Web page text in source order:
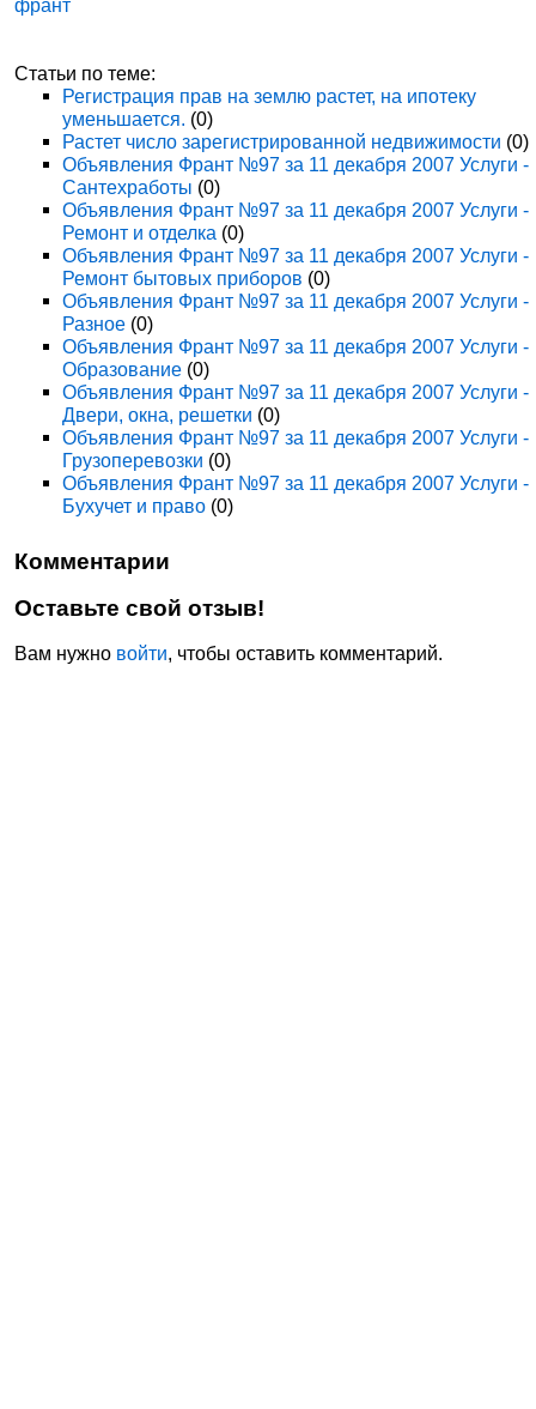
франт
Статьи по теме:
Регистрация прав на землю растет, на ипотеку
уменьшается. (0)
Растет число зарегистрированной недвижимости (0)
Объявления Франт №97 за 11 декабря 2007 Услуги -
Сантехработы (0)
Объявления Франт №97 за 11 декабря 2007 Услуги -
Ремонт и отделка (0)
Объявления Франт №97 за 11 декабря 2007 Услуги -
Ремонт бытовых приборов (0)
Объявления Франт №97 за 11 декабря 2007 Услуги -
Разное (0)
Объявления Франт №97 за 11 декабря 2007 Услуги -
Образование (0)
Объявления Франт №97 за 11 декабря 2007 Услуги -
Двери, окна, решетки (0)
Объявления Франт №97 за 11 декабря 2007 Услуги -
Грузоперевозки (0)
Объявления Франт №97 за 11 декабря 2007 Услуги -
Бухучет и право (0)
Комментарии
Оставьте свой отзыв!
Вам нужно войти, чтобы оставить комментарий.